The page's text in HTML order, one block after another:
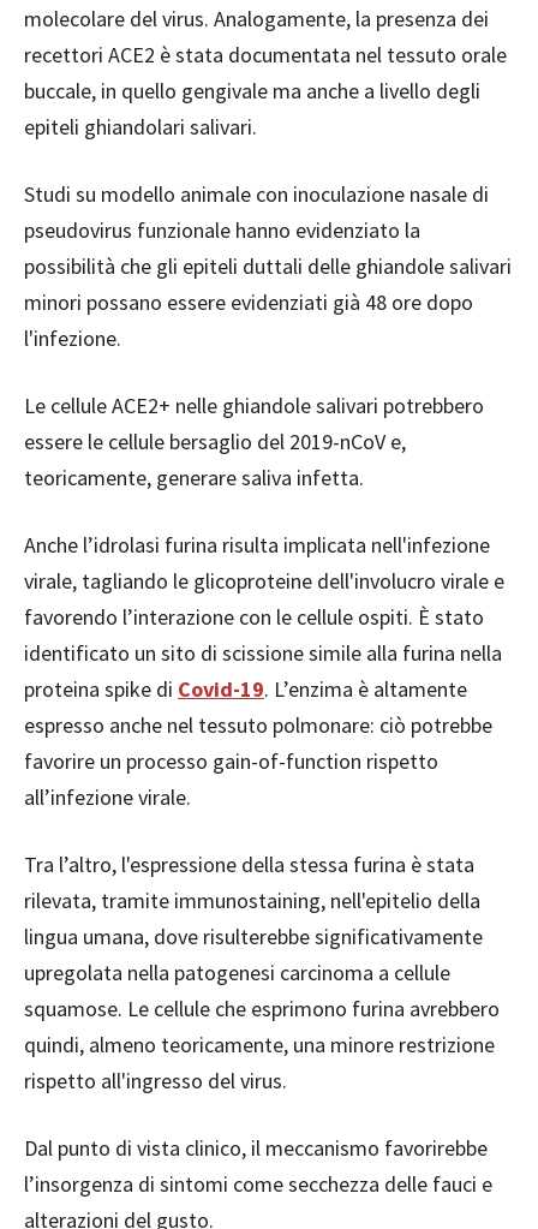
molecolare del virus. Analogamente, la presenza dei
recettori ACE2 è stata documentata nel tessuto orale
buccale, in quello gengivale ma anche a livello degli
epiteli ghiandolari salivari.
Studi su modello animale con inoculazione nasale di
pseudovirus funzionale hanno evidenziato la
possibilità che gli epiteli duttali delle ghiandole salivari
minori possano essere evidenziati già 48 ore dopo
l'infezione.
Le cellule ACE2+ nelle ghiandole salivari potrebbero
essere le cellule bersaglio del 2019-nCoV e,
teoricamente, generare saliva infetta.
Anche l’idrolasi furina risulta implicata nell'infezione
virale, tagliando le glicoproteine dell'involucro virale e
favorendo l’interazione con le cellule ospiti. È stato
identificato un sito di scissione simile alla furina nella
proteina spike di Covid-19. L’enzima è altamente
espresso anche nel tessuto polmonare: ciò potrebbe
favorire un processo gain-of-function rispetto
all’infezione virale.
Tra l’altro, l'espressione della stessa furina è stata
rilevata, tramite immunostaining, nell'epitelio della
lingua umana, dove risulterebbe significativamente
upregolata nella patogenesi carcinoma a cellule
squamose. Le cellule che esprimono furina avrebbero
quindi, almeno teoricamente, una minore restrizione
rispetto all'ingresso del virus.
Dal punto di vista clinico, il meccanismo favorirebbe
l’insorgenza di sintomi come secchezza delle fauci e
alterazioni del gusto.